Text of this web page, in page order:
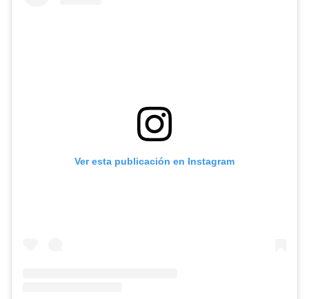
Ver esta publicación en Instagram